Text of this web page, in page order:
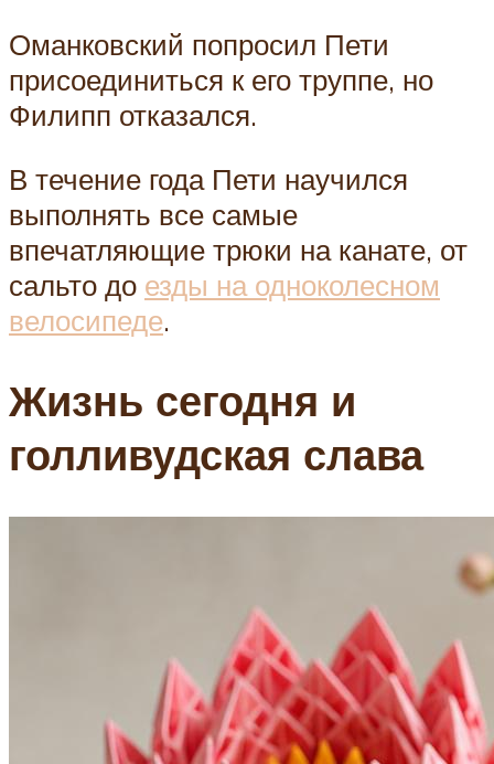
Оманковский попросил Пети
присоединиться к его труппе, но
Филипп отказался.
В течение года Пети научился
выполнять все самые
впечатляющие трюки на канате, от
сальто до езды на одноколесном
велосипеде.
Жизнь сегодня и
голливудская слава